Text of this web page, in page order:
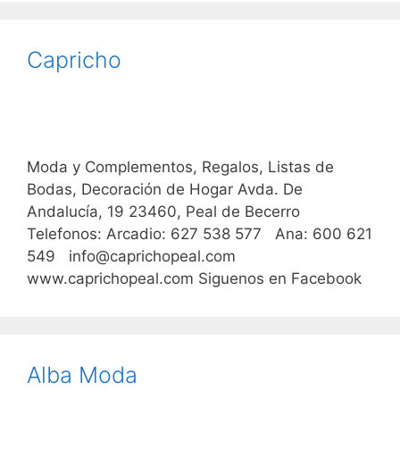
Capricho
Moda y Complementos, Regalos, Listas de
Bodas, Decoración de Hogar Avda. De
Andalucía, 19 23460, Peal de Becerro
Telefonos: Arcadio: 627 538 577 Ana: 600 621
549 info@caprichopeal.com
www.caprichopeal.com Siguenos en Facebook
Alba Moda